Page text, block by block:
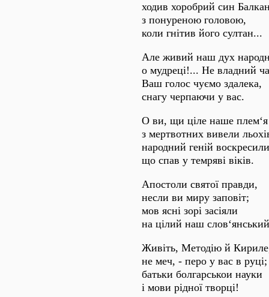
ходив хоробрий син
з понуреною головою,
коли гнітив його султан...
Але живий наш дух
о мудреці!... Не владний
Ваш голос чуємо здалека,
снагу черпаючи у вас.
О ви, щи ціле наше плем‘я
з мертвотних вивели
народний геній
що спав у темряві віків.
Апостоли святої правди,
несли ви миру заповіт;
мов ясні зорі засіяли
на цілий наш
Живіть, Методію й
не меч, - перо у вас в руці;
батьки болгарськои науки
і мови рідної творці!